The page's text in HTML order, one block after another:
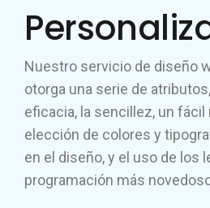
Nuestro servicio de diseño
otorga una serie de
eficacia, la sencillez, un fácil
elección de colores y
en el diseño, y el uso de los
programación más